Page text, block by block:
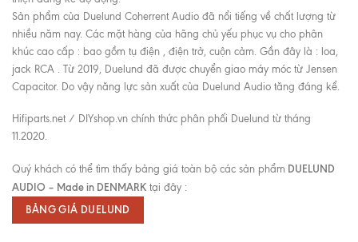
Sản phẩm của Duelund Coherrent Audio đã nổi tiếng về chất lượng từ
nhiều năm nay. Các mặt hàng của hãng chủ yếu phục vụ cho phân
khúc cao cấp : bao gồm tụ điện , điện trở, cuộn cảm. Gần đây là : loa,
jack RCA . Từ 2019, Duelund đã được chuyển giao máy móc từ Jensen
Capacitor. Do vậy năng lực sản xuất của Duelund Audio tăng đáng kể.
Hifiparts.net / DIYshop.vn chính thức phân phối Duelund từ tháng
11.2020.
Quý khách có thể tìm thấy bảng giá toàn bộ các sản phẩm DUELUND
AUDIO – Made in DENMARK tại đây :
BẢNG GIÁ DUELUND